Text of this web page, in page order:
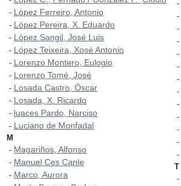
- López Ferreiro, Antonio
- López Pereira, X. Eduardo
- López Sangil, José Luis
- López Teixeira, Xosé Antonio
- Lorenzo Montero, Eulogio
- Lorenzo Tomé, José
- Losada Castro, Óscar
- Losada, X. Ricardo
- luaces Pardo, Narciso
- Luciano de Monfadal
M
- Magariños, Alfonso
- Manuel Ces Canle
- Marco, Aurora
-
-
-
-
-
-
-
-
-
-
-
-
-
T
-